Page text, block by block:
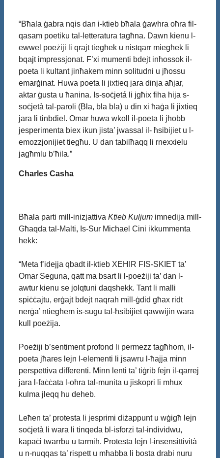
“Bħala ġabra nqis dan i-ktieb bħala ġawhra oħra fil-
qasam poetiku tal-letteratura tagħna. Dawn kienu l-
ewwel poeżiji li qrajt tiegħek u nistqarr miegħek li
bqajt impressjonat. F’xi mumenti bdejt inħossok il-
poeta li kultant jinħakem minn solitudni u jħossu
emarġinat. Huwa poeta li jixtieq jara dinja aħjar,
aktar ġusta u ħanina. Is-soċjetá li jgħix fiha hija s-
soċjetà tal-paroli (Bla, bla bla) u din xi ħaġa li jixtieq
jara li tinbdiel. Omar huwa wkoll il-poeta li jħobb
jesperimenta biex ikun jista’ jwassal il- ħsibijiet u l-
emozzjonijiet tiegħu. U dan tabilħaqq li rnexxielu
jagħmlu b’ħila.”
Charles Casha
Bħala parti mill-inizjattiva Ktieb Kuljum imnedija mill-
Għaqda tal-Malti, Is-Sur Michael Cini ikkummenta
hekk:
“Meta f’idejja qbadt il-ktieb XEHIR FIS-SKIET ta’
Omar Seguna, qatt ma bsart li l-poeżiji ta’ dan l-
awtur kienu se jolqtuni daqshekk. Tant li malli
spiċċajtu, erġajt bdejt naqrah mill-ġdid għax ridt
nerġa’ ntiegħem is-sugu tal-ħsibijiet qawwijin wara
kull poeżija.
Poeżiji b’sentiment profond li permezz tagħhom, il-
poeta jħares lejn l-elementi li jsawru l-ħajja minn
perspettiva differenti. Minn lenti ta’ tiġrib fejn il-qarrej
jara l-faċċata l-oħra tal-munita u jiskopri li mhux
kulma jleqq hu deheb.
Leħen ta’ protesta li jesprimi diżappunt u wġigħ lejn
soċjetà li wara li tinqeda bl-isforzi tal-individwu,
kapaċi twarrbu u tarmih. Protesta lejn l-insensittività
u n-nuqqas ta’ rispett u mħabba li bosta drabi nuru